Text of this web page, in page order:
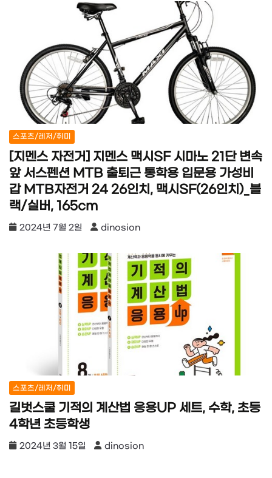
스포츠/레저/취미
[지멘스 자전거] 지멘스 맥시SF 시마노 21단 변속
앞 서스펜션 MTB 출퇴근 통학용 입문용 가성비
갑 MTB자전거 24 26인치, 맥시SF(26인치)_블
랙/실버, 165cm
2024년 7월 2일 dinosion
스포츠/레저/취미
길벗스쿨 기적의 계산법 응용UP 세트, 수학, 초등
4학년 초등학생
2024년 3월 15일 dinosion